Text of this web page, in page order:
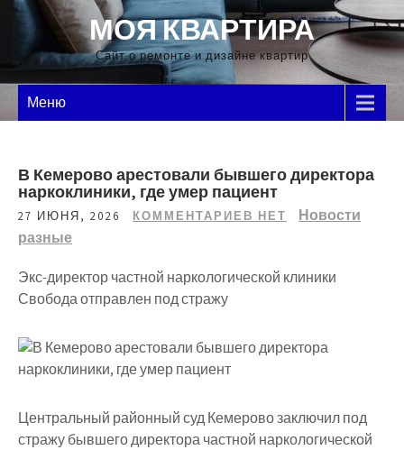
Перейти
содержимому
МОЯ КВАРТИРА
Сайт о ремонте и дизайне квартир
Меню
В Кемерово арестовали бывшего директора
наркоклиники, где умер пациент
27 ИЮНЯ, 2026 КОММЕНТАРИЕВ НЕТ
Новости
разные
Экс-директор частной наркологической клиники
Свобода отправлен под стражу
Центральный районный суд Кемерово заключил под
стражу бывшего директора частной наркологической